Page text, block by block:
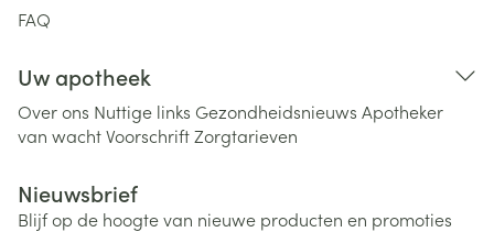
FAQ
Uw apotheek
Over ons Nuttige links Gezondheidsnieuws Apotheker
van wachtVoorschriftZorgtarieven
Nieuwsbrief
Blijf op de hoogte van nieuwe producten en promoties